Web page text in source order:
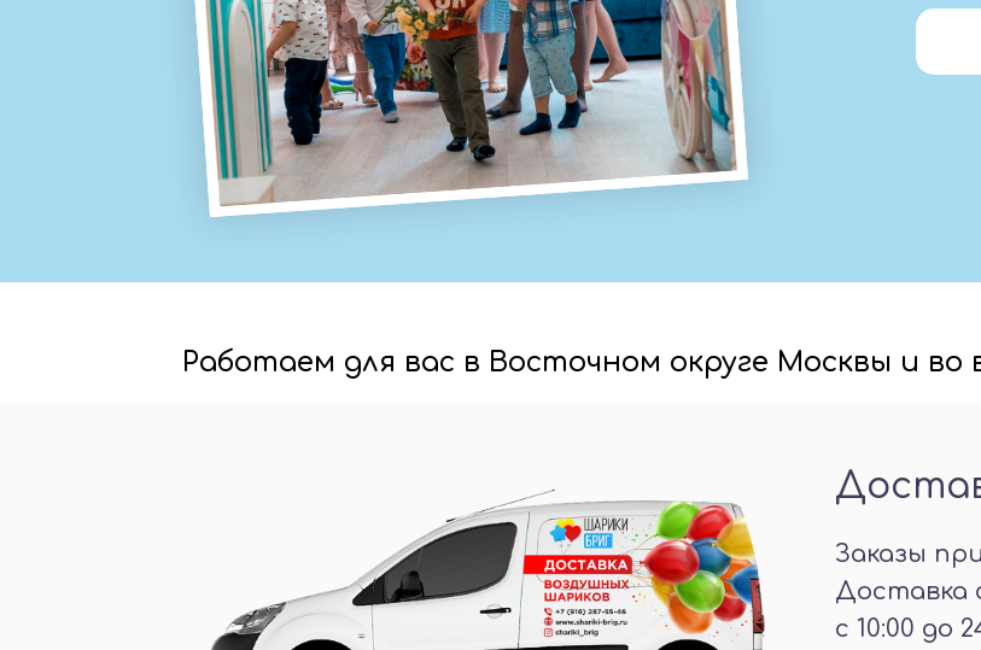
Работаем для вас в Восточном округе Москвы и во
Заказы
Доставка
с 10:00 до